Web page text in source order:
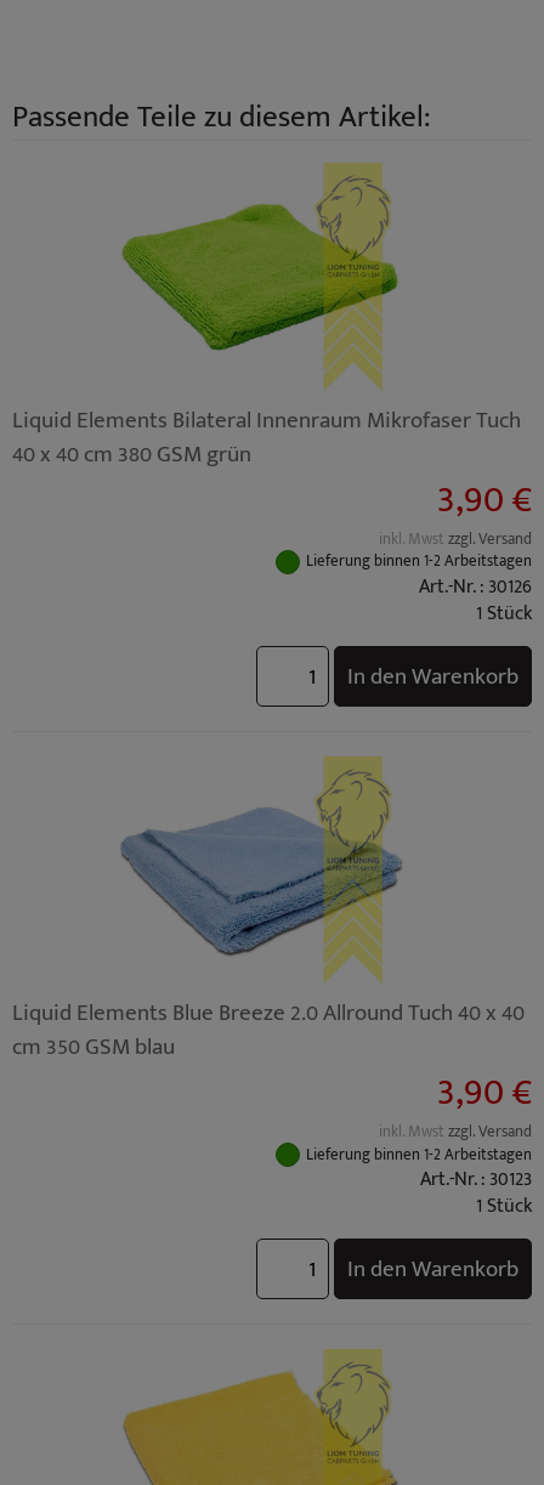
Passende Teile zu diesem Artikel:
Liquid Elements Bilateral Innenraum Mikrofaser Tuch
40 x 40 cm 380 GSM grün
3,90 €
inkl. Mwstzzgl. Versand
Lieferung binnen 1-2 Arbeitstagen
Art.-Nr. : 30126
1 Stück
In den Warenkorb
Liquid Elements Blue Breeze 2.0 Allround Tuch 40 x 40
cm 350 GSM blau
3,90 €
inkl. Mwstzzgl. Versand
Lieferung binnen 1-2 Arbeitstagen
Art.-Nr. : 30123
1 Stück
In den Warenkorb